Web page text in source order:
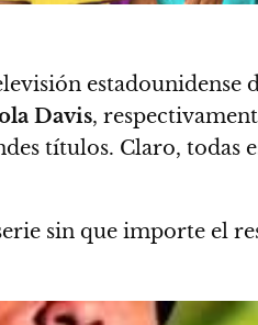
estadounidense
Davis,
títulos. Claro, todas
sin que importe el